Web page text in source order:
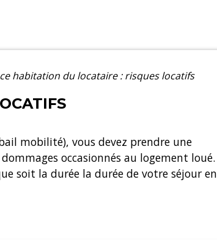
habitation du locataire : risques locatifs
mobilité), vous devez prendre une
occasionnés au logement loué.
soit la durée la durée de votre séjour en